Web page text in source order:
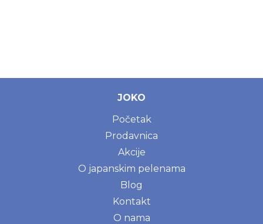
JOKO
Početak
Prodavnica
Akcije
O japanskim pelenama
Blog
Kontakt
O nama